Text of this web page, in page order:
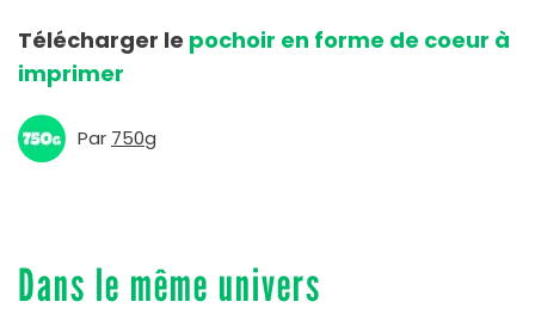
Télécharger le pochoir en forme de coeur à
imprimer
Par 750g
Dans le même univers